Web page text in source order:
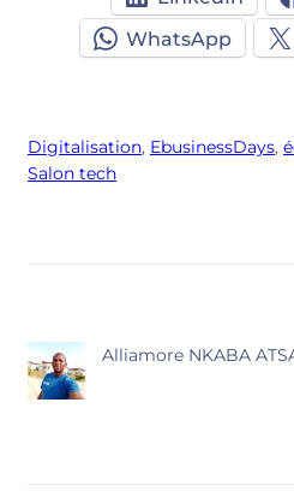
WhatsApp
Digitalisation, EbusinessDays,
Salon tech
Alliamore NKABA